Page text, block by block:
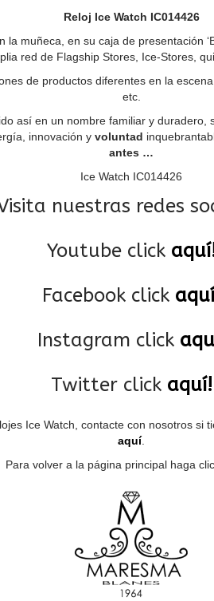
Reloj Ice Watch IC014426
muñeca, en su caja de presentación
red de Flagship Stores, Ice-Stores,
de productos diferentes en la
etc.
así en un nombre familiar y
innovación y voluntad
antes …
Ice Watch IC014426
nuestras redes
Youtube click
Facebook click
Instagram click
Twitter click aquí!
Ice Watch, contacte con nosotros
aquí.
Para volver a la página principal haga